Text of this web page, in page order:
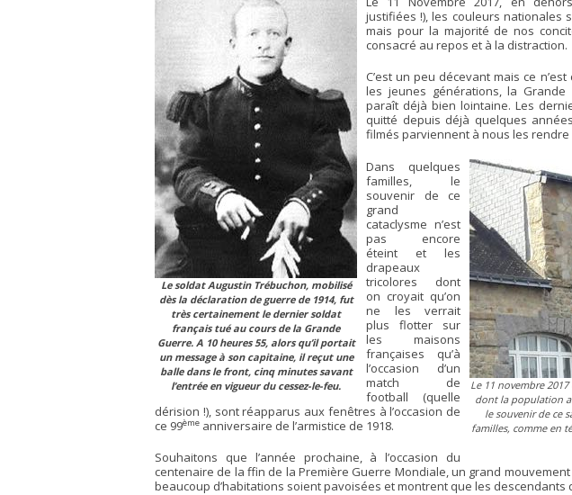
Le soldat Augustin Trébuchon, mobilisé
dès la déclaration de guerre de 1914, fut
très certainement le dernier soldat
français tué au cours de la Grande
Guerre. A 10 heures 55, alors qu’il portait
un message à son capitaine, il reçut une
balle dans le front, cinq minutes savant
l’entrée en vigueur du cessez-le-feu.
justifiées !), les couleurs nationales
mais pour la majorité de nos
consacré au repos et à la distraction.
C’est un peu décevant mais ce
les jeunes générations, la
paraît déjà bien lointaine. Les
quitté depuis déjà quelques
filmés parviennent à nous les rendre
Le 11 novembre
dont la population a
le souvenir de ce
familles, comme en
Dans quelques
familles, le
souvenir de ce
grand
cataclysme n’est
pas encore
éteint et les
drapeaux
tricolores dont
on croyait qu’on
ne les verrait
plus flotter sur
les maisons
françaises qu’à
l’occasion d’un
match de
football (quelle
dérision !), sont réapparus aux fenêtres à l’occasion de
ce 99ème anniversaire de l’armistice de 1918.
Souhaitons que l’année prochaine, à l’occasion du
centenaire de la ffin de la Première Guerre Mondiale, un grand
beaucoup d’habitations soient pavoisées et montrent que les descendants